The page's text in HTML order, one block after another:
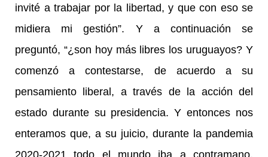
invité a trabajar por la libertad, y que con eso se
midiera mi gestión”. Y a continuación se
preguntó, “¿son hoy más libres los uruguayos? Y
comenzó a contestarse, de acuerdo a su
pensamiento liberal, a través de la acción del
estado durante su presidencia. Y entonces nos
enteramos que, a su juicio, durante la pandemia
2020-2021 todo el mundo iba a contramano,